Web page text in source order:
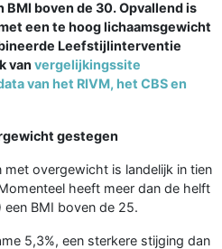
boven de 30. Opvallend is
een te hoog lichaamsgewicht
Leefstijlinterventie
van vergelijkingssite
van het RIVM, het CBS en
gestegen
overgewicht is landelijk in tien
heeft meer dan de helft
BMI boven de 25.
5,3%, een sterkere stijging dan